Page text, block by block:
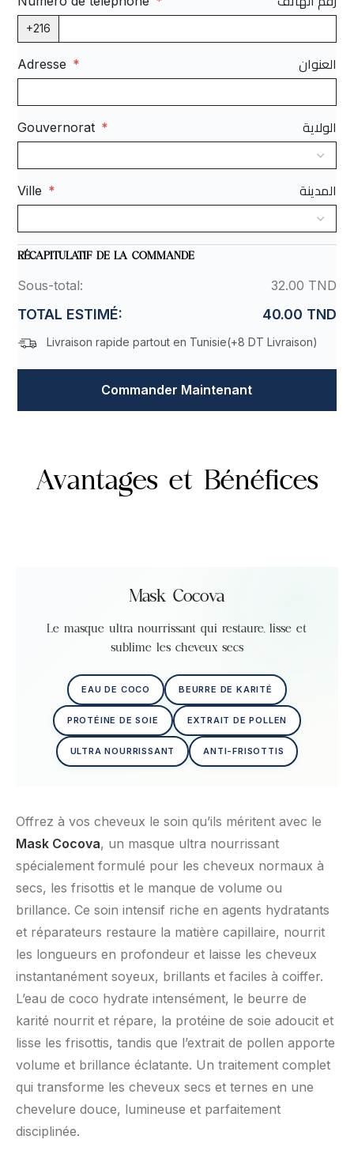
+216
Adresse * العنوان
Gouvernorat * الولاية
Ville * المدينة
RÉCAPITULATIF DE LA COMMANDE
Sous-total: 32.00 TND
TOTAL ESTIMÉ: 40.00 TND
Livraison rapide partout en Tunisie(+8 DT Livraison)
Commander Maintenant
Avantages et Bénéfices
Mask Cocova
Le masque ultra nourrissant qui restaure, lisse et
sublime les cheveux secs
EAU DE COCO BEURRE DE KARITÉ
PROTÉINE DE SOIE EXTRAIT DE POLLEN
ULTRA NOURRISSANT ANTI-FRISOTTIS
Offrez à vos cheveux le soin qu’ils méritent avec le
Mask Cocova, un masque ultra nourrissant
spécialement formulé pour les cheveux normaux à
secs, les frisottis et le manque de volume ou
brillance. Ce soin intensif riche en agents hydratants
et réparateurs restaure la matière capillaire, nourrit
les longueurs en profondeur et laisse les cheveux
instantanément soyeux, brillants et faciles à coiffer.
L’eau de coco hydrate intensément, le beurre de
karité nourrit et répare, la protéine de soie adoucit et
lisse les frisottis, tandis que l’extrait de pollen apporte
volume et brillance éclatante. Un traitement complet
qui transforme les cheveux secs et ternes en une
chevelure douce, lumineuse et parfaitement
disciplinée.